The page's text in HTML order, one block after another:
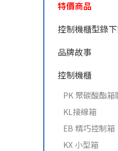
特價商品
控制機櫃型錄
品牌故事
控制機櫃
PK 聚碳酸酯箱
KL接線箱
EB 精巧控制箱
KX 小型箱